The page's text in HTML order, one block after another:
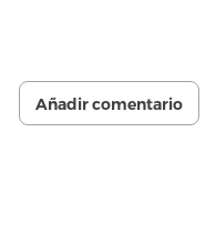
Añadir comentario